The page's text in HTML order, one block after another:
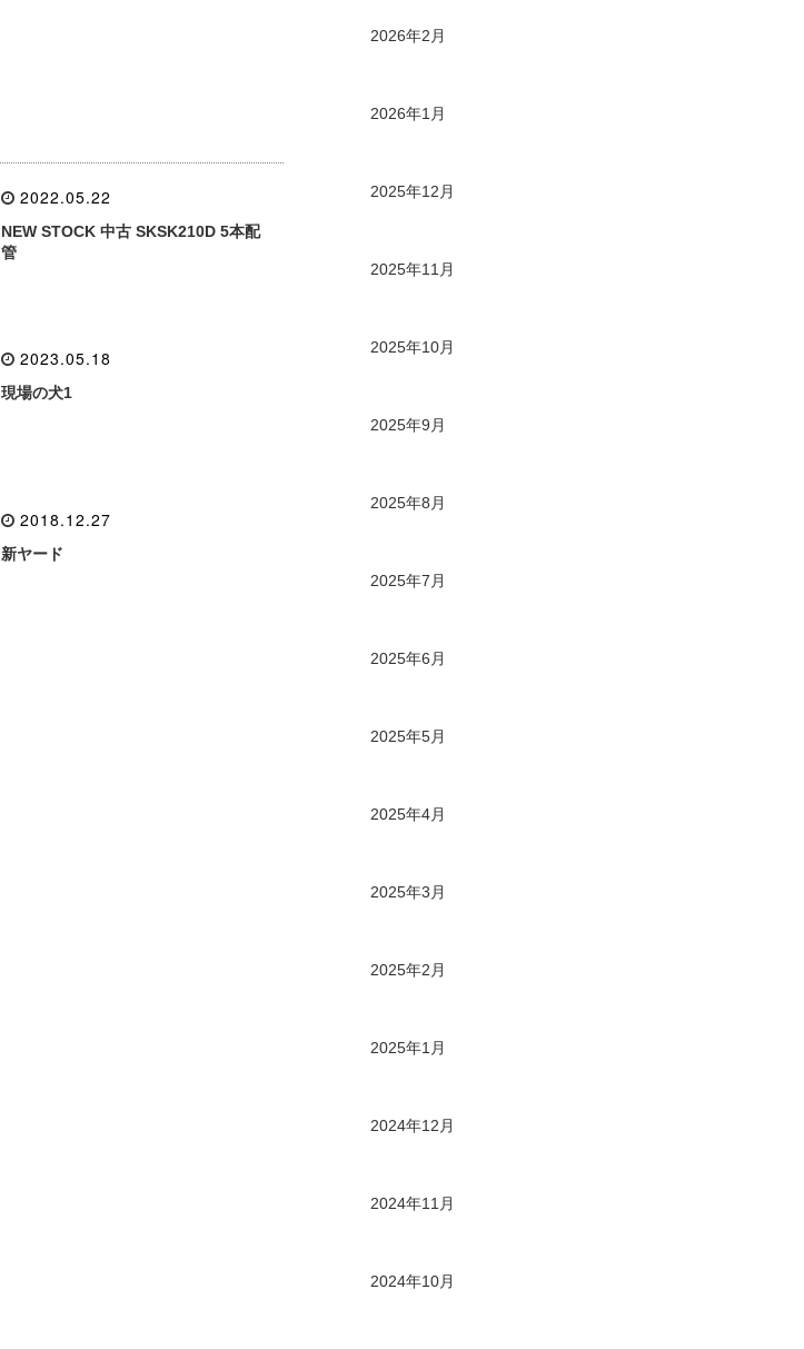
2022.05.22
NEW STOCK 中古 SKSK210D 5本配
管
2023.05.18
現場の犬1
2018.12.27
新ヤード
2026年2月
2026年1月
2025年12月
2025年11月
2025年10月
2025年9月
2025年8月
2025年7月
2025年6月
2025年5月
2025年4月
2025年3月
2025年2月
2025年1月
2024年12月
2024年11月
2024年10月